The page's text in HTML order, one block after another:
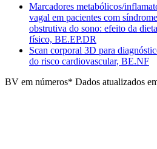
Marcadores metabólicos/
vagal em pacientes com
obstrutiva do sono: efeito da
físico, BE.EP.DR
Scan corporal 3D para
do risco cardiovascular, BE.NF
BV em números* Dados atualizados